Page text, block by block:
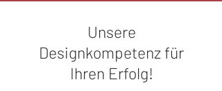
Unsere
Designkompetenz für
Ihren Erfolg!